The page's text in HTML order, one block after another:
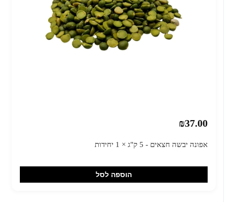
₪37.00
אפונה יבשה חצאים - 5 ק"ג × 1 יחידות
הוספה לסל